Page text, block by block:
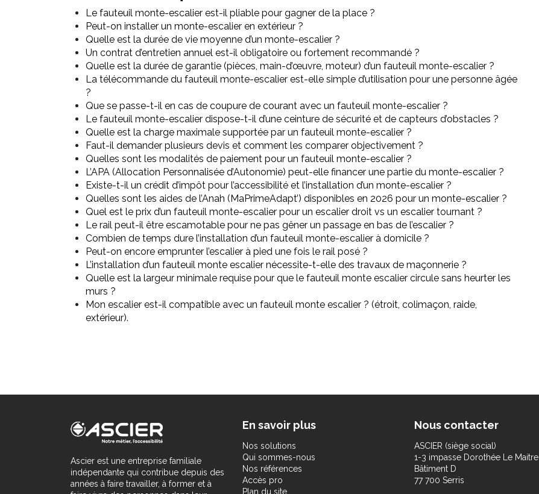
Le fauteuil monte-escalier est-il pliable pour gagner de la place ?
Peut-on installer un monte-escalier en extérieur ?
Quelle est la durée de vie moyenne d’un monte-escalier ?
Un contrat d’entretien annuel est-il obligatoire ou fortement recommandé ?
Quelle est la durée de garantie (pièces, main-d’œuvre, moteur) d’un fauteuil monte-escalier ?
La télécommande du fauteuil monte-escalier est-elle simple d’utilisation pour une personne âgée
?
Que se passe-t-il en cas de coupure de courant avec un fauteuil monte-escalier ?
Le fauteuil monte-escalier dispose-t-il d’une ceinture de sécurité et de capteurs d’obstacles ?
Quelle est la charge maximale supportée par un fauteuil monte-escalier ?
Faut-il demander plusieurs devis et comment les comparer objectivement ?
Quelles sont les modalités de paiement pour un fauteuil monte-escalier ?
L’APA (Allocation Personnalisée d’Autonomie) peut-elle financer une partie du monte-escalier ?
Existe-t-il un crédit d’impôt pour l’accessibilité et l’installation d’un monte-escalier ?
Quelles sont les aides de l’Anah (MaPrimeAdapt’) disponibles en 2026 pour un monte-escalier ?
Quel est le prix d’un fauteuil monte-escalier pour un escalier droit vs un escalier tournant ?
Le rail peut-il être escamotable pour ne pas gêner un passage en bas de l’escalier ?
Combien de temps dure l’installation d’un fauteuil monte-escalier à domicile ?
Peut-on encore emprunter l’escalier à pied une fois le rail posé ?
L’installation d’un fauteuil monte escalier nécessite-t-elle des travaux de maçonnerie ?
Quelle est la largeur minimale requise pour que le fauteuil monte escalier circule sans heurter les
murs ?
Mon escalier est-il compatible avec un fauteuil monte escalier ? (étroit, colimaçon, raide,
extérieur).
Ascier est une entreprise familiale
indépendante qui contribue depuis des
années à faire travailler, à former et à
En savoir plus
Nos solutions
Qui sommes-nous
Nos références
Accès pro
Plan du site
Nous contacter
ASCIER (siège social)
1-3 impasse Dorothée Le Maitre
Bâtiment D
77 700 Serris